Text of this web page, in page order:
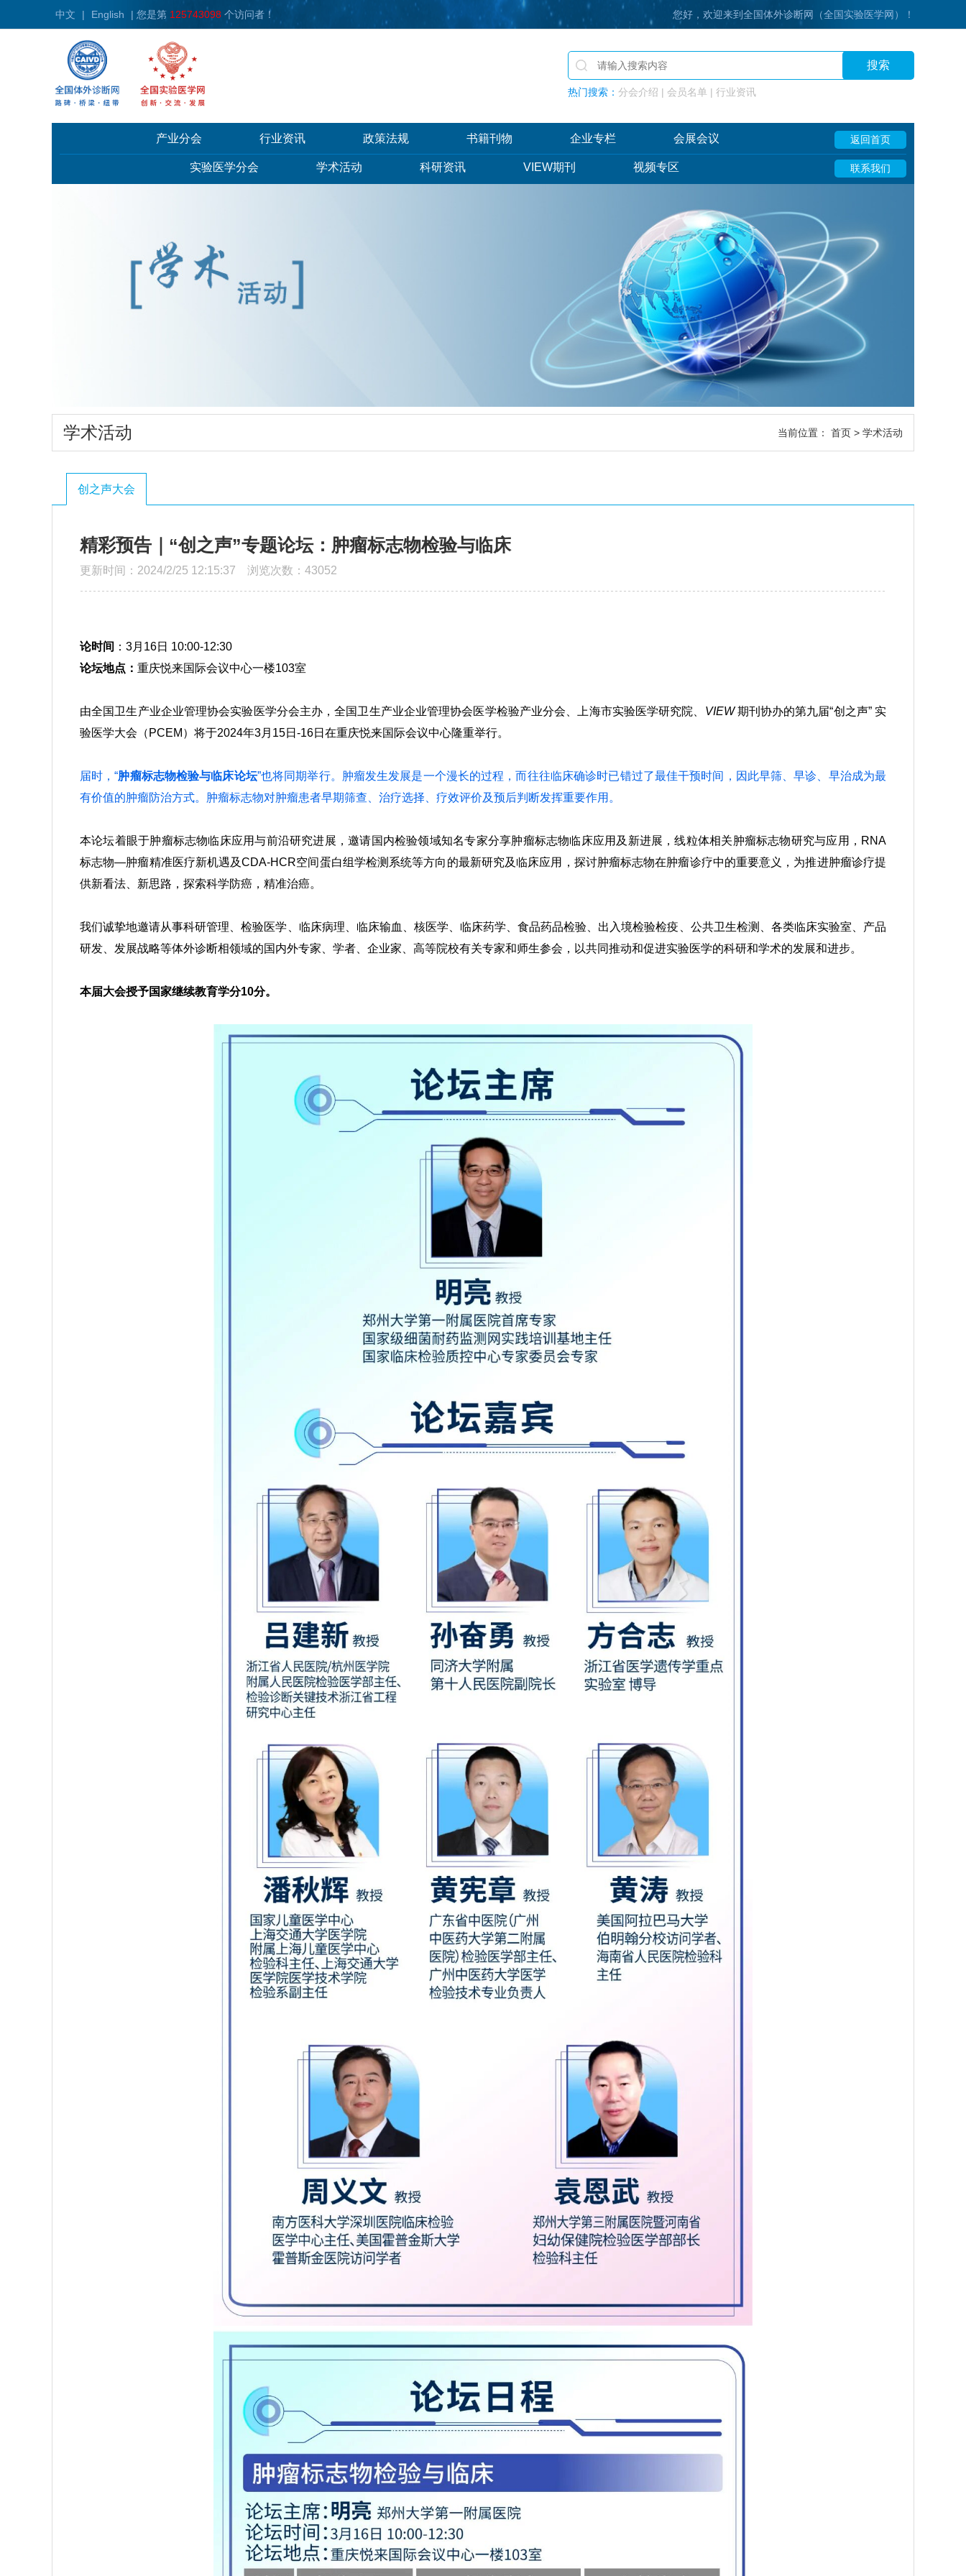
中文 | English | 您是第 125743098 个访问者！ 您好，欢迎来到全国体外诊断网（全国实验医学网）！
搜索
热门搜索： 分会介绍 | 会员名单 | 行业资讯
产业分会 行业资讯 政策法规 书籍刊物 企业专栏 会展会议 返回首页
实验医学分会 学术活动 科研资讯 VIEW期刊 视频专区 联系我们
学术活动 当前位置： 首页 > 学术活动
创之声大会
精彩预告｜“创之声”专题论坛：肿瘤标志物检验与临床
更新时间：2024/2/25 12:15:37 浏览次数：43052
论时间 ：3月16日 10:00-12:30
论坛地点： 重庆悦来国际会议中心一楼103室
由全国卫生产业企业管理协会实验医学分会主办，全国卫生产业企业管理协会医学检验产业分会、上海市实验医学研究院、 VIEW期刊协办的第九届“创之声” 实
验医学大会（PCEM）将于2024年3月15日-16日在重庆悦来国际会议中心隆重举行。
届时，“肿瘤标志物检验与临床论坛”也将同期举行。肿瘤发生发展是一个漫长的过程，而往往临床确诊时已错过了最佳干预时间，因此早筛、早诊、早治成为最
有价值的肿瘤防治方式。肿瘤标志物对肿瘤患者早期筛查、治疗选择、疗效评价及预后判断发挥重要作用。
本论坛着眼于肿瘤标志物临床应用与前沿研究进展，邀请国内检验领域知名专家分享肿瘤标志物临床应用及新进展，线粒体相关肿瘤标志物研究与应用，RNA
标志物—肿瘤精准医疗新机遇及CDA-HCR空间蛋白组学检测系统等方向的最新研究及临床应用，探讨肿瘤标志物在肿瘤诊疗中的重要意义，为推进肿瘤诊疗提
供新看法、新思路，探索科学防癌，精准治癌。
我们诚挚地邀请从事科研管理、检验医学、临床病理、临床输血、核医学、临床药学、食品药品检验、出入境检验检疫、公共卫生检测、各类临床实验室、产品
研发、发展战略等体外诊断相领域的国内外专家、学者、企业家、高等院校有关专家和师生参会，以共同推动和促进实验医学的科研和学术的发展和进步。
本届大会授予国家继续教育学分10分。